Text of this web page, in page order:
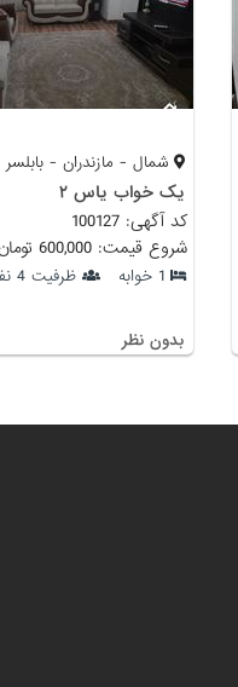
شمال - مازندران - بابلسر
یک خواب یاس ۲
کد آگهی: 100127
شروع قیمت: 600,000 تومان
1 خوابه ظرفیت 4 نفر
بدون نظر